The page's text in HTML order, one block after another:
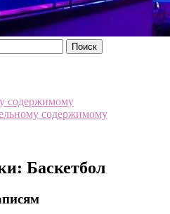
содержимому
содержимому
Баскетбол